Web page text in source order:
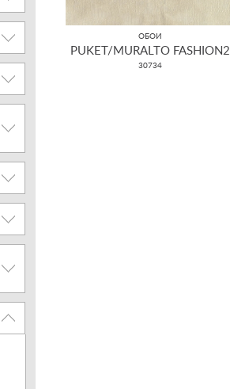
ОБОИ
PUKET/MURALTO FASHION2
30734